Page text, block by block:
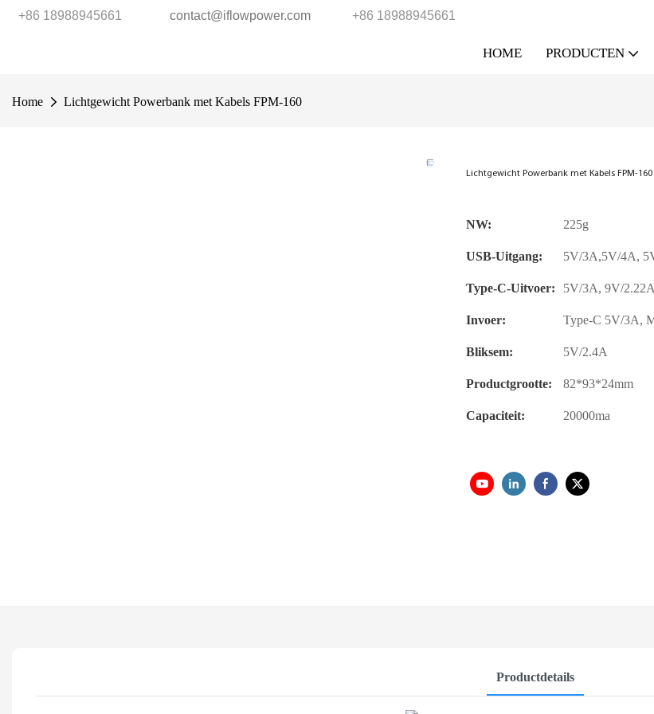
+86 18988945661 contact@iflowpower.com +86 18988945661
HOME PRODUCTEN
Home Lichtgewicht Powerbank met Kabels FPM-160
Lichtgewicht Powerbank met Kabels FPM-160
NW: 225g
USB-Uitgang: 5V/3A,5V/4A,
Type-C-Uitvoer: 5V/3A, 9V/
Invoer: Type-C 5V/3A,
Bliksem: 5V/2.4A
Productgrootte: 82*93*24mm
Capaciteit: 20000ma
Productdetails